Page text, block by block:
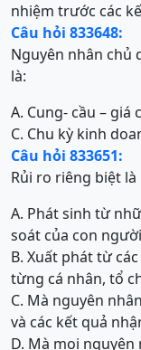
nhiệm trước các
Câu hỏi 833648:
Nguyên nhân chủ
là:
A. Cung- cầu – giá
C. Chu kỳ kinh
Câu hỏi 833651:
Rủi ro riêng biệt
A. Phát sinh từ
soát của con người
B. Xuất phát từ
từng cá nhân, tổ
C. Mà nguyên
và các kết quả
D. Mà mọi